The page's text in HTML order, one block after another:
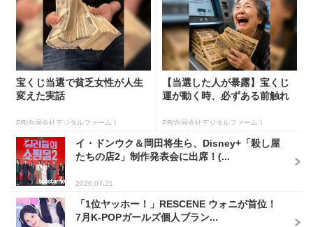
宝くじ当選で貧乏女性が人生
変えた実話
PR(合同会社デジタルファーム )
【当選した人が暴露】宝くじ
運が動く時、必ずある前触れ
PR(合同会社デジタルファーム )
イ・ドンウク＆岡田将生ら、Disney+「殺し屋
たちの店2」制作発表会に出席！(...
2026.07.21
「1位ヤッホー！」RESCENE ウォニが首位！
7月K-POPガールズ個人ブラン...